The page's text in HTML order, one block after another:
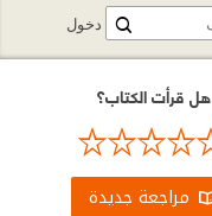
هل قرأت الكتاب؟
مراجعة جديدة
دخول